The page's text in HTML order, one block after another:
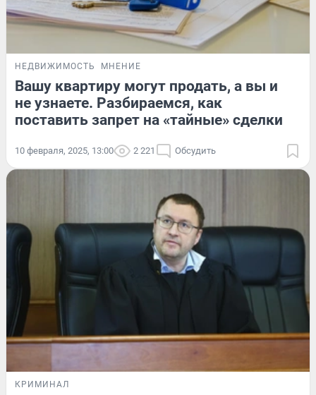
НЕДВИЖИМОСТЬ МНЕНИЕ
Вашу квартиру могут продать, а вы и
не узнаете. Разбираемся, как
поставить запрет на «тайные» сделки
10 февраля, 2025, 13:00 2 221 Обсудить
КРИМИНАЛ